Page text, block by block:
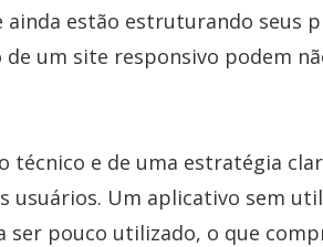
estão estruturando seus
um site responsivo podem
técnico e de uma estratégia
usuários. Um aplicativo sem
ser pouco utilizado, o que